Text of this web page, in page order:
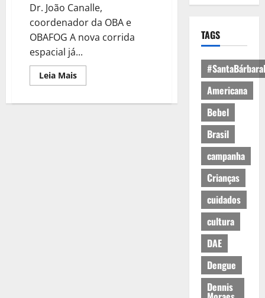
Dr. João Canalle,
coordenador da OBA e
OBAFOG A nova corrida
espacial já...
Leia Mais
TAGS
Americana
Bebel
Brasil
campanha
Crianças
cuidados
cultura
DAE
Dengue
Dennis